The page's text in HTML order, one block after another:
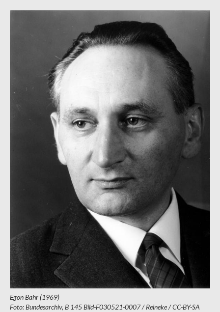
Egon Bahr (1969)
Foto: Bundesarchiv, B 145 Bild-F030521-0007 / Reineke / CC-BY-SA